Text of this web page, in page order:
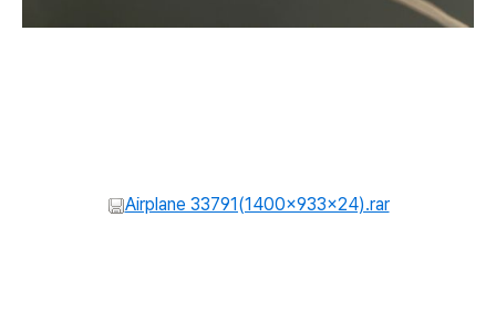
Airplane 33791(1400x933x24).rar